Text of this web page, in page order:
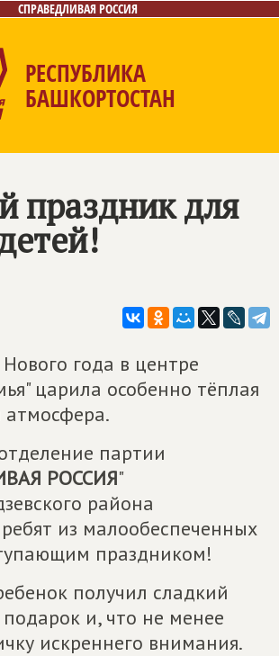
СПРАВЕДЛИВАЯ РОССИЯ
РЕСПУБЛИКА
БАШКОРТОСТАН
Контакты
праздник для
года в центре
царила особенно тёплая
атмосфера.
партии
РОССИЯ"
района
из малообеспеченных
праздником!
получил сладкий
и, что не менее
искреннего внимания.